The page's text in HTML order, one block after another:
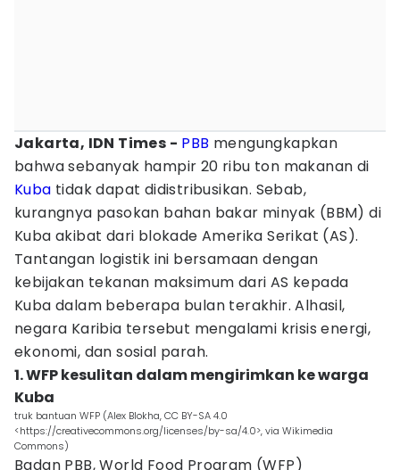
Jakarta, IDN Times - PBB mengungkapkan
bahwa sebanyak hampir 20 ribu ton makanan di
Kuba tidak dapat didistribusikan. Sebab,
kurangnya pasokan bahan bakar minyak (BBM) di
Kuba akibat dari blokade Amerika Serikat (AS).
Tantangan logistik ini bersamaan dengan
kebijakan tekanan maksimum dari AS kepada
Kuba dalam beberapa bulan terakhir. Alhasil,
negara Karibia tersebut mengalami krisis energi,
ekonomi, dan sosial parah.
1. WFP kesulitan dalam mengirimkan ke warga
Kuba
truk bantuan WFP (Alex Blokha, CC BY-SA 4.0
<https://creativecommons.org/licenses/by-sa/4.0>, via Wikimedia
Commons)
Badan PBB, World Food Program (WFP)